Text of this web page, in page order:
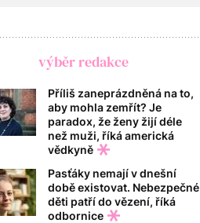
výběr redakce
Příliš zaneprázdněná na to,
aby mohla zemřít? Je
paradox, že ženy žijí déle
než muži, říká americká
vědkyně
Pasťáky nemají v dnešní
době existovat. Nebezpečné
děti patří do vězení, říká
odbornice